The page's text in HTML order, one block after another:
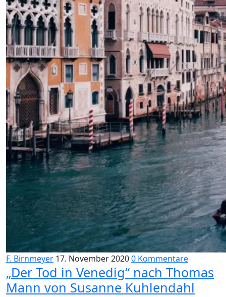
F. Birnmeyer 17. November 20200 Kommentare
„Der Tod in Venedig“ nach Thomas
Mann von Susanne Kuhlendahl